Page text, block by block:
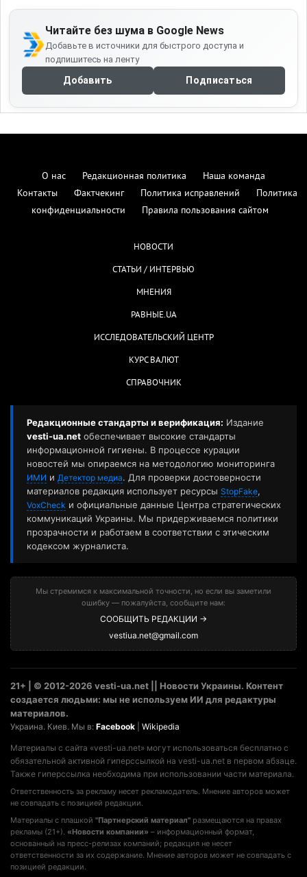
Читайте без шума в Google News
Добавьте в источники для быстрого доступа и
подпишитесь на ленту
Добавить Подписаться
О нас Редакционная политика
Наша команда
Контакты
Фактчекинг Политика исправлений
Политика
конфиденциальности
Правила пользования сайтом
НОВОСТИ
СТАТЬИ / ИНТЕРВЬЮ
МНЕНИЯ
РАВНЫЕ.UA
ИССЛЕДОВАТЕЛЬСКИЙ ЦЕНТР
КУРС ВАЛЮТ
СПРАВОЧНИК
Редакционные стандарты и верификация: Издание
vesti-ua.net обеспечивает высокие стандарты
информационной гигиены. В процессе курации
новостей мы опираемся на методологию мониторинга
ИМИ и Детектор медиа. Для проверки достоверности
материалов редакция использует ресурсы StopFake,
VoxCheck и официальные данные Центра стратегических
коммуникаций Украины. Мы придерживаемся политики
прозрачности и работаем в соответствии с этическим
кодексом журналиста.
Мы стремимся к максимальной точности, но если вы заметили
ошибку — пожалуйста, сообщите нам:
СООБЩИТЬ РЕДАКЦИИ →
vestiua.net@gmail.com
21+ | © 2012-2026 vesti-ua.net || Новости Украины. Контент
создается людьми: мы не используем ИИ для редактуры
материалов.
Украина. Киев. Мы в: Facebook Wikipedia
Материалы с сайта «vesti-ua.net» могут использоваться бесплатно с
обязательной активной гиперссылкой на vesti-ua.net в первом абзаце.
Также гиперссылка необходима при использовании части материала.
Ответственность за рекламу несет рекламодатель. Мнение авторов может
не совпадать с позицией редакции.
Материалы с плашкой "Партнерский материал" размещаются на правах
рекламы (21+). «Новости компании» – информационный формат,
основанный на пресс-релизах компаний; редакция не несет
ответственности за их содержание. Мнение авторов может не совпадать с
позицией редакции.